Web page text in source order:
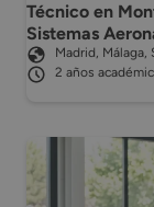
Técnico en
Sistemas
Madrid, Málaga,
2 años